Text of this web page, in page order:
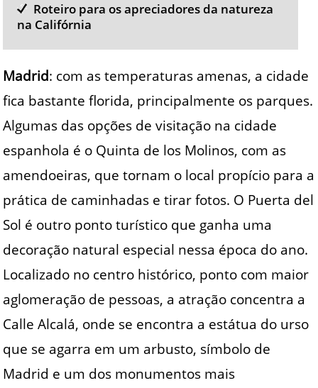
Roteiro para os apreciadores da natureza
na Califórnia
Madrid: com as temperaturas amenas, a cidade
fica bastante florida, principalmente os parques.
Algumas das opções de visitação na cidade
espanhola é o Quinta de los Molinos, com as
amendoeiras, que tornam o local propício para a
prática de caminhadas e tirar fotos. O Puerta del
Sol é outro ponto turístico que ganha uma
decoração natural especial nessa época do ano.
Localizado no centro histórico, ponto com maior
aglomeração de pessoas, a atração concentra a
Calle Alcalá, onde se encontra a estátua do urso
que se agarra em um arbusto, símbolo de
Madrid e um dos monumentos mais